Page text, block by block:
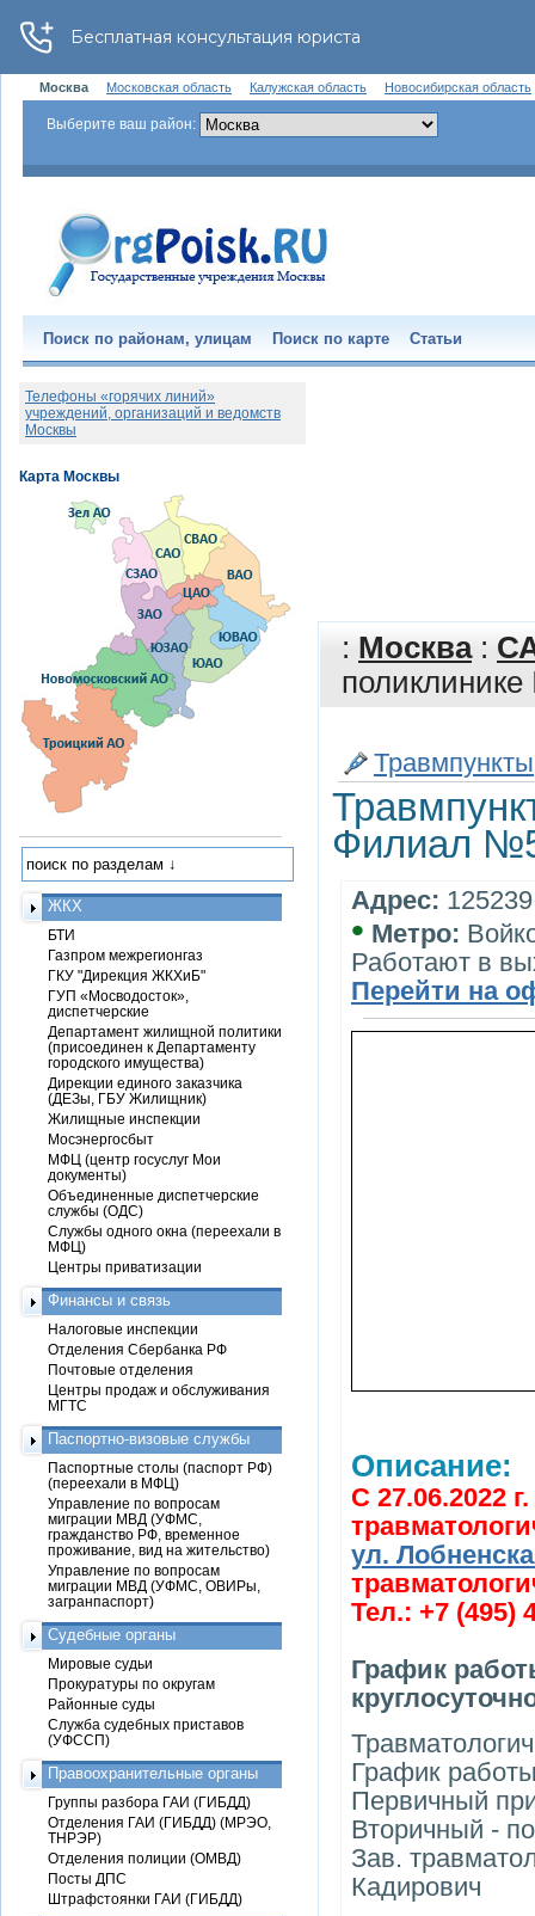
Москва Московская область Калужская область Новосибирская область
Выберите ваш район:
Поиск по районам, улицам Поиск по карте Статьи
: Москва:
Травмпункты
Филиал
Адрес:
• Метро:
Работают в
Перейти на
Описание:
C 27.06.2022
ул.
Тел.: +7 (495)
График
График
Первичный
Вторичный -
Зав.
Кадирович
Телефоны «горячих линий»
учреждений, организаций и ведомств
Москвы
ЖКХ
БТИ
Газпром межрегионгаз
ГКУ "Дирекция ЖКХиБ"
ГУП «Мосводосток»,
диспетчерские
Департамент жилищной политики
(присоединен к Департаменту
городского имущества)
Дирекции единого заказчика
(ДЕЗы, ГБУ Жилищник)
Жилищные инспекции
Мосэнергосбыт
МФЦ (центр госуслуг Мои
документы)
Объединенные диспетчерские
службы (ОДС)
Службы одного окна (переехали в
МФЦ)
Центры приватизации
Финансы и связь
Налоговые инспекции
Отделения Сбербанка РФ
Почтовые отделения
Центры продаж и обслуживания
МГТС
Паспортно-визовые службы
Паспортные столы (паспорт РФ)
(переехали в МФЦ)
Управление по вопросам
миграции МВД (УФМС,
гражданство РФ, временное
проживание, вид на жительство)
Управление по вопросам
миграции МВД (УФМС, ОВИРы,
загранпаспорт)
Судебные органы
Мировые судьи
Прокуратуры по округам
Районные суды
Служба судебных приставов
(УФССП)
Правоохранительные органы
Группы разбора ГАИ (ГИБДД)
Отделения ГАИ (ГИБДД) (МРЭО,
ТНРЭР)
Отделения полиции (ОМВД)
Посты ДПС
Штрафстоянки ГАИ (ГИБДД)